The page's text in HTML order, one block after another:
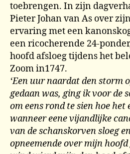
toebrengen. In zijn
Pieter Johan van As over
ervaring met een
een ricocherende 24-
hoofd afsloeg tijdens het
Zoom in1747.
‘Een uur naardat den storm
gedaan was, ging ik voor de
om eens rond te sien hoe het
wanneer eene vijandlijke
van de schanskorven sloeg
opneemende over mijn